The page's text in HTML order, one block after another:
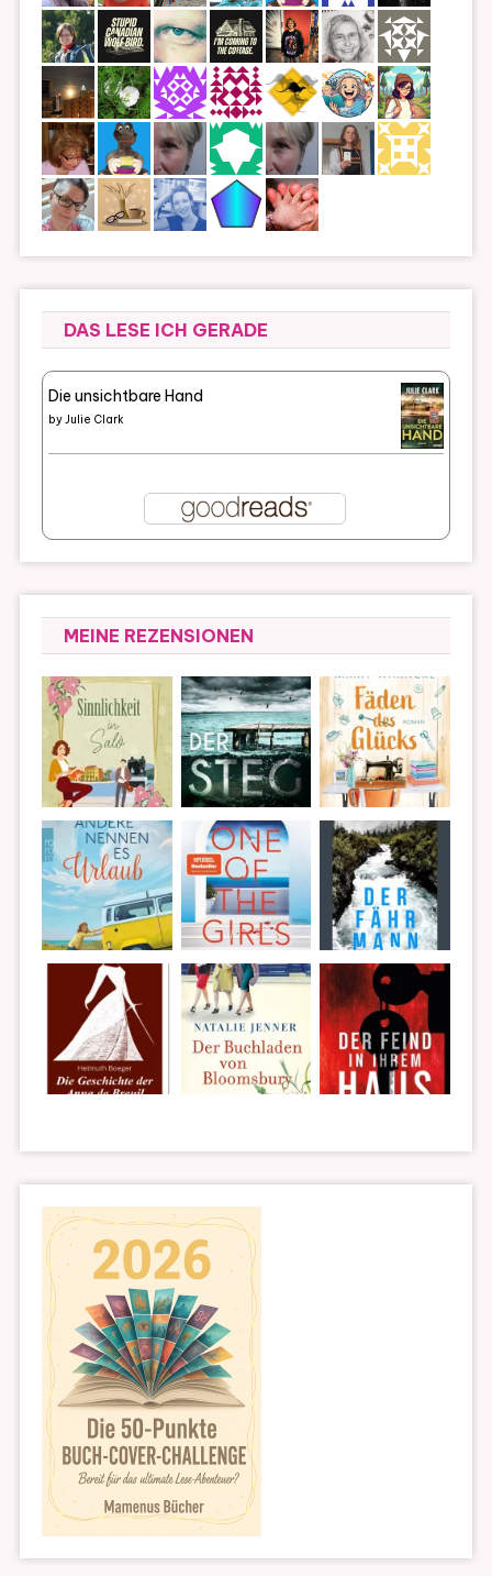
DAS LESE ICH GERADE
Die unsichtbare Hand
byJulie Clark
MEINE REZENSIONEN